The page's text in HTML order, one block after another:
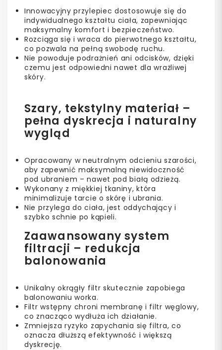
Innowacyjny przylepiec dostosowuje się do
indywidualnego kształtu ciała, zapewniając
maksymalny komfort i bezpieczeństwo.
Rozciąga się i wraca do pierwotnego kształtu,
co pozwala na pełną swobodę ruchu.
Nie powoduje podrażnień ani odcisków, dzięki
czemu jest odpowiedni nawet dla wrażliwej
skóry.
Szary, tekstylny materiał –
pełna dyskrecja i naturalny
wygląd
Opracowany w neutralnym odcieniu szarości,
aby zapewnić maksymalną niewidoczność
pod ubraniem – nawet pod białą odzieżą.
Wykonany z miękkiej tkaniny, która
minimalizuje tarcie o skórę i ubrania.
Nie przylega do ciała, jest oddychający i
szybko schnie po kąpieli.
Zaawansowany system
filtracji – redukcja
balonowania
Unikalny okrągły filtr skutecznie zapobiega
balonowaniu worka.
Filtr wstępny chroni membranę i filtr węglowy,
co znacząco wydłuża ich działanie.
Zmniejsza ryzyko zapychania się filtra, co
oznacza dłuższą efektywność i większą
dyskrecję.